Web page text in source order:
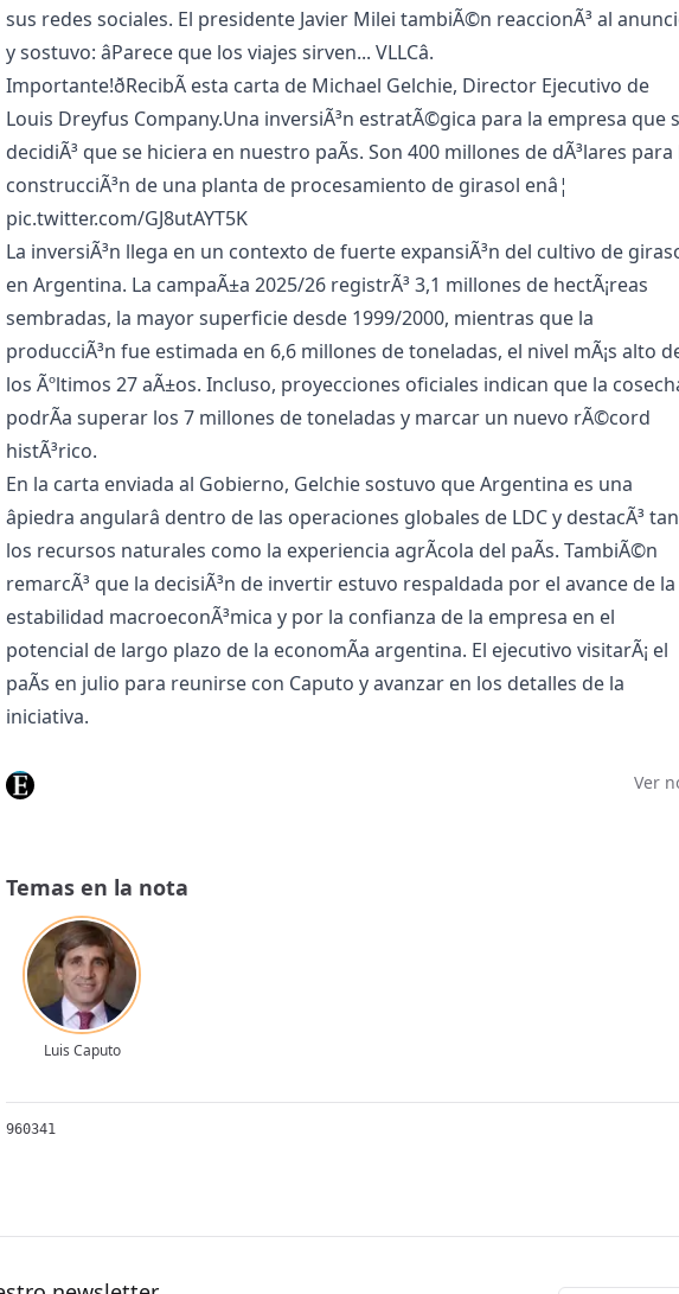
sus redes sociales. El presidente Javier Milei tambiÃ©n reaccionÃ³ al
y sostuvo: âParece que los viajes sirven... VLLCâ.
Importante!ðRecibÃ­ esta carta de Michael Gelchie, Director Ejecutivo de
Louis Dreyfus Company.Una inversiÃ³n estratÃ©gica para la empresa que
decidiÃ³ que se hiciera en nuestro paÃ­s. Son 400 millones de dÃ³lares para
construcciÃ³n de una planta de procesamiento de girasol enâ¦
pic.twitter.com/GJ8utAYT5K
La inversiÃ³n llega en un contexto de fuerte expansiÃ³n del cultivo de
en Argentina. La campaÃ±a 2025/26 registrÃ³ 3,1 millones de hectÃ¡reas
sembradas, la mayor superficie desde 1999/2000, mientras que la
producciÃ³n fue estimada en 6,6 millones de toneladas, el nivel mÃ¡s alto
los Ãºltimos 27 aÃ±os. Incluso, proyecciones oficiales indican que la
podrÃ­a superar los 7 millones de toneladas y marcar un nuevo rÃ©cord
histÃ³rico.
En la carta enviada al Gobierno, Gelchie sostuvo que Argentina es una
âpiedra angularâ dentro de las operaciones globales de LDC y destacÃ³
los recursos naturales como la experiencia agrÃ­cola del paÃ­s. TambiÃ©n
remarcÃ³ que la decisiÃ³n de invertir estuvo respaldada por el avance de la
estabilidad macroeconÃ³mica y por la confianza de la empresa en el
potencial de largo plazo de la economÃ­a argentina. El ejecutivo visitarÃ¡ el
paÃ­s en julio para reunirse con Caputo y avanzar en los detalles de la
iniciativa.
Ver
Temas en la nota
Luis Caputo
960341